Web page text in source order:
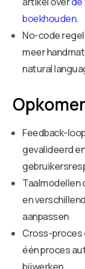
boekhouden.
No-code
meer
natural
Feedback-
gevalideerd
Taalmodellen
en
aanpassen
Cross-proces
één proces
bijwerken